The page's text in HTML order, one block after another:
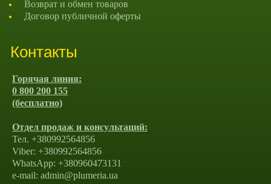
Возврат и обмен товаров
Договор публичной оферты
Контакты
Горячая линия:
0 800 200 155
(бесплатно)
Отдел продаж и консультаций:
Тел. +380992564856
Viber: +380992564856
WhatsApp: +380960473131
e-mail: admin@plumeria.ua